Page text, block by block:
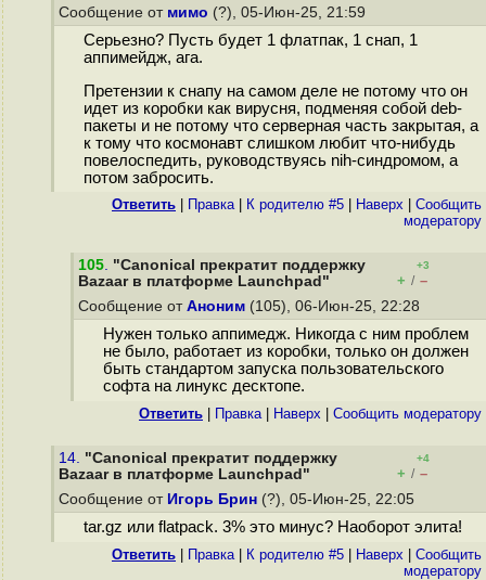
Сообщение от мимо (?), 05-Июн-25, 21:59
Серьезно? Пусть будет 1 флатпак, 1 снап, 1
аппимейдж, ага.
Претензии к снапу на самом деле не потому что он
идет из коробки как вирусня, подменяя собой deb-
пакеты и не потому что серверная часть закрытая, а
к тому что космонавт слишком любит что-нибудь
повелоспедить, руководствуясь nih-синдромом, а
потом забросить.
Ответить Правка| К родителю #5 Наверх
Cообщить
модератору
105. "Canonical прекратит поддержку
Bazaar в платформе Launchpad"
+3
+ / –
Сообщение от Аноним (105), 06-Июн-25, 22:28
Нужен только аппимедж. Никогда с ним проблем
не было, работает из коробки, только он должен
быть стандартом запуска пользовательского
софта на линукс десктопе.
Ответить Правка| Наверх Cообщить модератору
14. "Canonical прекратит поддержку
Bazaar в платформе Launchpad"
+4
+ / –
Сообщение от Игорь Брин (?), 05-Июн-25, 22:05
tar.gz или flatpack. 3% это минус? Наоборот элита!
Ответить Правка| К родителю #5 Наверх
Cообщить
модератору